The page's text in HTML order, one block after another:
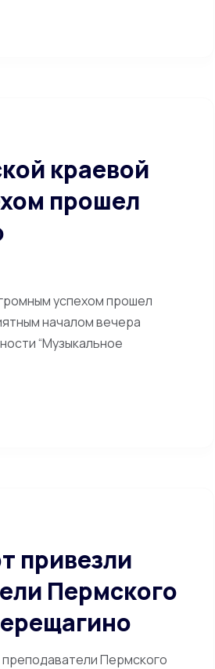
краевой
прошел
успехом прошел
началом вечера
“Музыкальное
привезли
Пермского
Пермского